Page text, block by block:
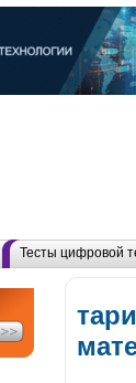
Тесты цифровой